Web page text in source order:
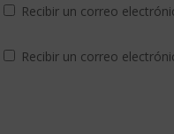
Recibir un correo
Recibir un correo